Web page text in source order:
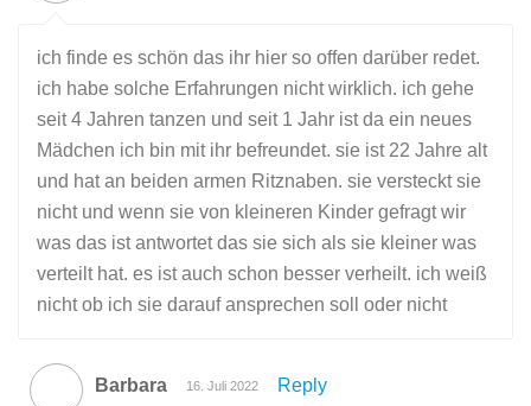
ich finde es schön das ihr hier so offen darüber redet.
ich habe solche Erfahrungen nicht wirklich. ich gehe
seit 4 Jahren tanzen und seit 1 Jahr ist da ein neues
Mädchen ich bin mit ihr befreundet. sie ist 22 Jahre alt
und hat an beiden armen Ritznaben. sie versteckt sie
nicht und wenn sie von kleineren Kinder gefragt wir
was das ist antwortet das sie sich als sie kleiner was
verteilt hat. es ist auch schon besser verheilt. ich weiß
nicht ob ich sie darauf ansprechen soll oder nicht
Barbara 16. Juli 2022 Reply